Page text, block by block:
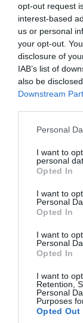
opt-out request
interest-based
us or personal
your opt-out.
disclosure of
IAB’s list of
also be
Downstream
Please note
not limited to
grant or deny
use your data
consent section.
Personal
I want to
personal
Opted In
I want to
Personal
Opted In
I want to
Personal
Opted In
I want to
Retention,
Personal
Purposes
Opted Out
TAGS: ΑΥΓΑ
Δείτε μας
Twitch, X,